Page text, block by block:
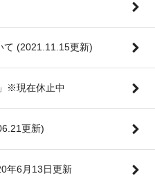
(2021.11.15更新)
※現在休止中
更新)
年6月13日更新